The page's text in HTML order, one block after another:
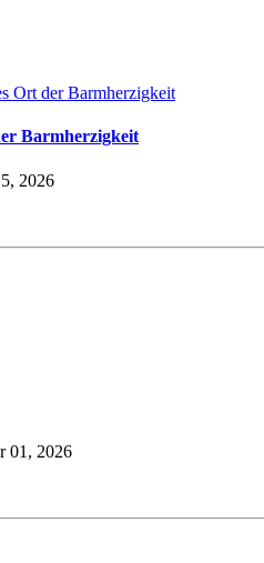
Barmherzigkeit
2026
01, 2026